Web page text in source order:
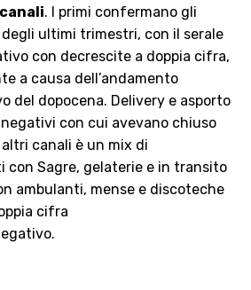
. I primi confermano gli
ultimi trimestri, con il serale
con decrescite a doppia cifra,
a causa dell’andamento
del dopocena. Delivery e asporto
con cui avevano chiuso
canali è un mix di
con Sagre, gelaterie e in transito
ambulanti, mense e discoteche
cifra